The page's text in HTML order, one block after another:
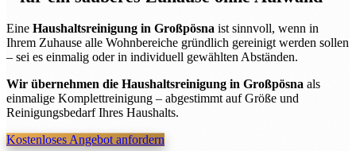
Eine Haushaltsreinigung in Großpösna ist sinnvoll, wenn in
Ihrem Zuhause alle Wohnbereiche gründlich gereinigt werden sollen
– sei es einmalig oder in individuell gewählten Abständen.
Wir übernehmen die Haushaltsreinigung in Großpösna als
einmalige Komplettreinigung – abgestimmt auf Größe und
Reinigungsbedarf Ihres Haushalts.
Kostenloses Angebot anfordern